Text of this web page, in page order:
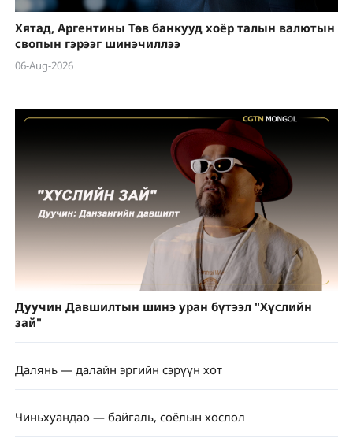
Хятад, Аргентины Төв банкууд хоёр талын валютын
свопын гэрээг шинэчиллээ
06-Aug-2026
Дуучин Давшилтын шинэ уран бүтээл "Хүслийн
зай"
Далянь — далайн эргийн сэрүүн хот
Чиньхуандао — байгаль, соёлын хослол